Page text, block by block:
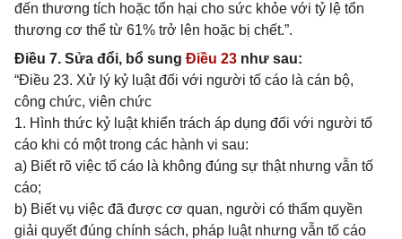
đến thương tích hoặc tổn hại cho sức khỏe với tỷ lệ tổn
thương cơ thể từ 61% trở lên hoặc bị chết.”.
Điều 7. Sửa đổi, bổ sung Điều 23 như sau:
“Điều 23. Xử lý kỷ luật đối với người tố cáo là cán bộ,
công chức, viên chức
1. Hình thức kỷ luật khiển trách áp dụng đối với người tố
cáo khi có một trong các hành vi sau:
a) Biết rõ việc tố cáo là không đúng sự thật nhưng vẫn tố
cáo;
b) Biết vụ việc đã được cơ quan, người có thẩm quyền
giải quyết đúng chính sách, pháp luật nhưng vẫn tố cáo